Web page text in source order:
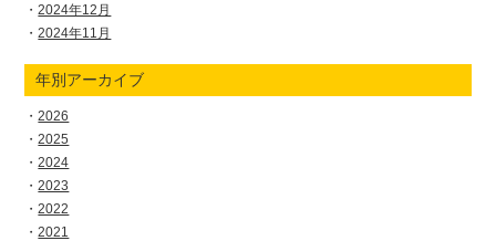
2024年12月
2024年11月
年別アーカイブ
2026
2025
2024
2023
2022
2021